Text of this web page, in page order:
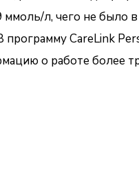
л, чего не было
CareLink
о работе более